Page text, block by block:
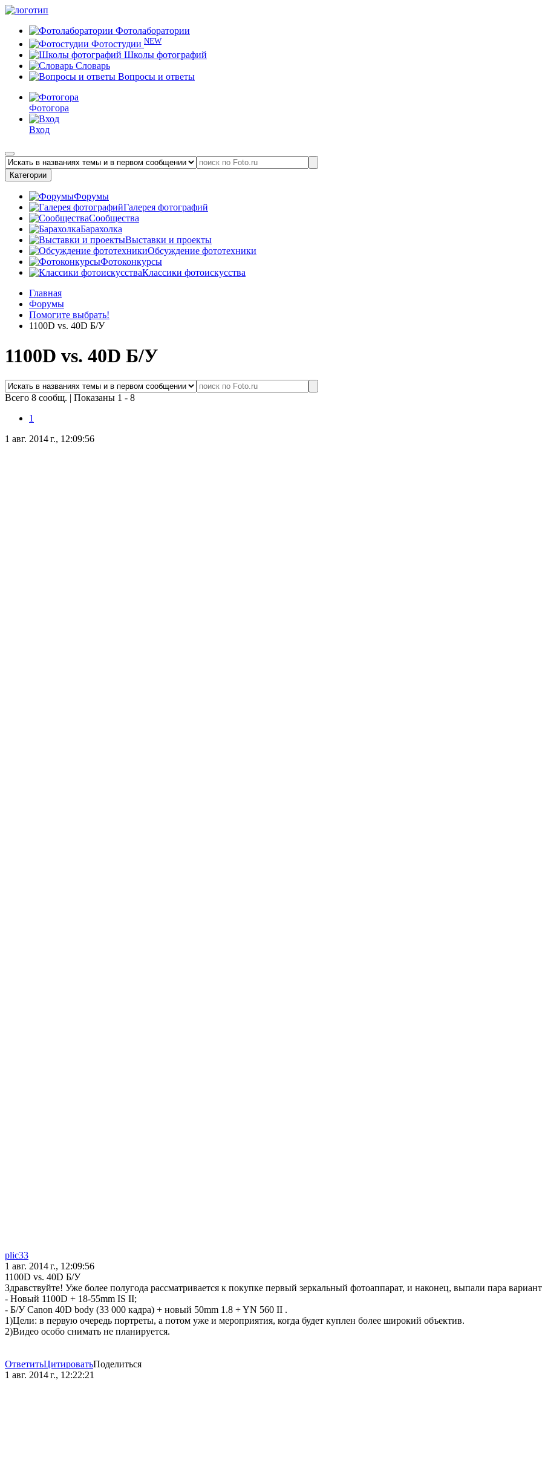
Фотолаборатории
Фотостудии NEW
Школы фотографий
Словарь
Вопросы и ответы
Фотогора
Вход
Категории
Форумы
Галерея фотографий
Сообщества
Барахолка
Выставки и проекты
Обсуждение фототехники
Фотоконкурсы
Классики фотоискусства
Главная
Форумы
Помогите выбрать!
1100D vs. 40D Б/У
1100D vs. 40D Б/У
Всего 8 сообщ. | Показаны 1 - 8
1
1 авг. 2014 г., 12:09:56
plic33
1 авг. 2014 г., 12:09:56
1100D vs. 40D Б/У
Здравствуйте! Уже более полугода рассматривается к покупке первый зеркальный фотоаппарат, и наконец, выпали пара
- Новый 1100D + 18-55mm IS II;
- Б/У Canon 40D body (33 000 кадра) + новый 50mm 1.8 + YN 560 II .
1)Цели: в первую очередь портреты, а потом уже и мероприятия, когда будет куплен более широкий объектив.
2)Видео особо снимать не планируется.
ОтветитьЦитироватьПоделиться
1 авг. 2014 г., 12:22:21